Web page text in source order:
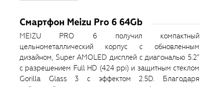
Смартфон Meizu Pro 6 64Gb
MEIZU PRO 6 получил компактный
цельнометаллический корпус с обновленным
дизайном, Super AMOLED дисплей с диагональю 5.2”
с разрешением Full HD (424 ppi) и защитным стеклом
Gorilla Glass 3 с эффектом 2.5D. Благодаря